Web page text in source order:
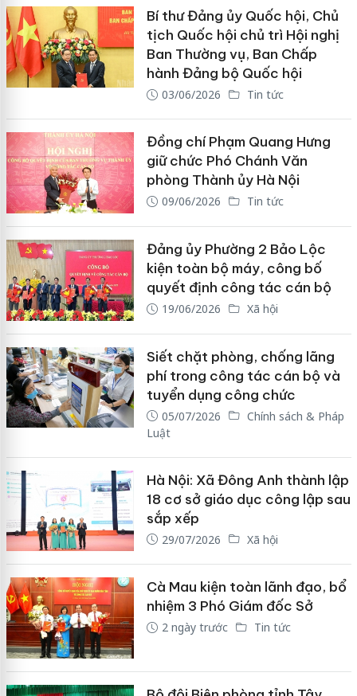
Bí thư Đảng ủy Quốc hội, Chủ
tịch Quốc hội chủ trì Hội nghị
Ban Thường vụ, Ban Chấp
hành Đảng bộ Quốc hội
03/06/2026 Tin tức
Đồng chí Phạm Quang Hưng
giữ chức Phó Chánh Văn
phòng Thành ủy Hà Nội
09/06/2026 Tin tức
Đảng ủy Phường 2 Bảo Lộc
kiện toàn bộ máy, công bố
quyết định công tác cán bộ
19/06/2026 Xã hội
Siết chặt phòng, chống lãng
phí trong công tác cán bộ và
tuyển dụng công chức
05/07/2026
Chính sách & Pháp
Luật
Hà Nội: Xã Đông Anh thành lập
18 cơ sở giáo dục công lập sau
sắp xếp
29/07/2026 Xã hội
Cà Mau kiện toàn lãnh đạo, bổ
nhiệm 3 Phó Giám đốc Sở
2 ngày trước Tin tức